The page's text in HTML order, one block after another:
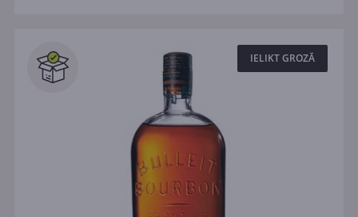
IELIKT GROZĀ